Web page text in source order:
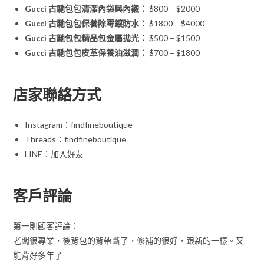
Gucci 古馳包包清潔內袋與內襯： $800 – $2000
Gucci 古馳包包保養除霉鍍防水： $1800 – $4000
Gucci 古馳包包精品包金屬拋光： $500 – $1500
Gucci 古馳包包皮革保養油滋潤： $700 – $1800
店家聯絡方式
Instagram：findfineboutique
Threads：findfineboutique
LINE：加入好友
客戶評論
第一則顧客評論：
老闆很專業，後背包的背帶斷了，修補的很好，跟新的一樣。又
能背好多年了